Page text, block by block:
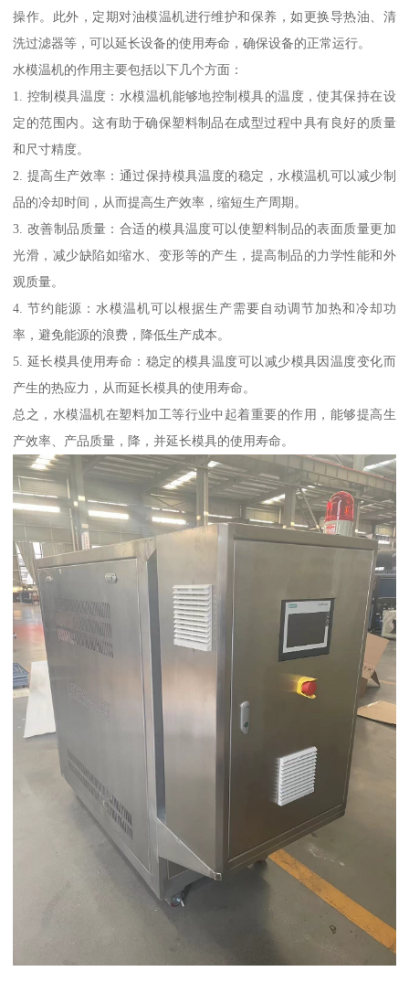
操作。此外，定期对油模温机进行维护和保养，如更换导热油、清
洗过滤器等，可以延长设备的使用寿命，确保设备的正常运行。
水模温机的作用主要包括以下几个方面：
1. 控制模具温度：水模温机能够地控制模具的温度，使其保持在设
定的范围内。这有助于确保塑料制品在成型过程中具有良好的质量
和尺寸精度。
2. 提高生产效率：通过保持模具温度的稳定，水模温机可以减少制
品的冷却时间，从而提高生产效率，缩短生产周期。
3. 改善制品质量：合适的模具温度可以使塑料制品的表面质量更加
光滑，减少缺陷如缩水、变形等的产生，提高制品的力学性能和外
观质量。
4. 节约能源：水模温机可以根据生产需要自动调节加热和冷却功
率，避免能源的浪费，降低生产成本。
5. 延长模具使用寿命：稳定的模具温度可以减少模具因温度变化而
产生的热应力，从而延长模具的使用寿命。
总之，水模温机在塑料加工等行业中起着重要的作用，能够提高生
产效率、产品质量，降，并延长模具的使用寿命。